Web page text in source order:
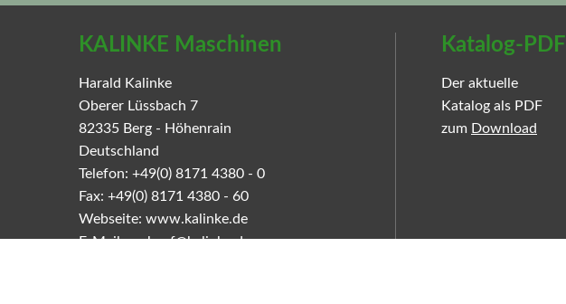
KALINKE Maschinen
Harald Kalinke
Oberer Lüssbach 7
82335 Berg - Höhenrain
Deutschland
Telefon: +49(0) 8171 4380 - 0
Fax: +49(0) 8171 4380 - 60
Webseite: www.kalinke.de
E-Mail:verkauf@kalinke.de
Katalog-PDF
Der aktuelle
Katalog als PDF
zum Download